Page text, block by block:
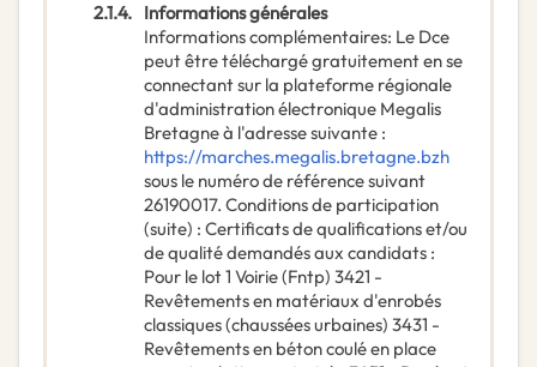
2.1.4. Informations générales
Informations complémentaires: Le Dce
peut être téléchargé gratuitement en se
connectant sur la plateforme régionale
d'administration électronique Megalis
Bretagne à l'adresse suivante :
https://marches.megalis.bretagne.bzh
sous le numéro de référence suivant
26190017. Conditions de participation
(suite) : Certificats de qualifications et/ou
de qualité demandés aux candidats :
Pour le lot 1 Voirie (Fntp) 3421 -
Revêtements en matériaux d'enrobés
classiques (chaussées urbaines) 3431 -
Revêtements en béton coulé en place